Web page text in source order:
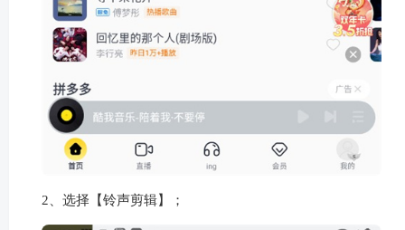
2、选择【铃声剪辑】；